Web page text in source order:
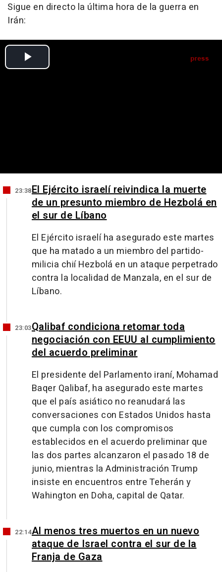
Sigue en directo la última hora de la guerra en
Irán:
23:38El Ejército israelí reivindica la muerte
de un presunto miembro de Hezbolá en
el sur de Líbano
El Ejército israelí ha asegurado este martes
que ha matado a un miembro del partido-
milicia chií Hezbolá en un ataque perpetrado
contra la localidad de Manzala, en el sur de
Líbano.
23:03Qalibaf condiciona retomar toda
negociación con EEUU al cumplimiento
del acuerdo preliminar
El presidente del Parlamento iraní, Mohamad
Baqer Qalibaf, ha asegurado este martes
que el país asiático no reanudará las
conversaciones con Estados Unidos hasta
que cumpla con los compromisos
establecidos en el acuerdo preliminar que
las dos partes alcanzaron el pasado 18 de
junio, mientras la Administración Trump
insiste en encuentros entre Teherán y
Wahington en Doha, capital de Qatar.
22:14Al menos tres muertos en un nuevo
ataque de Israel contra el sur de la
Franja de Gaza